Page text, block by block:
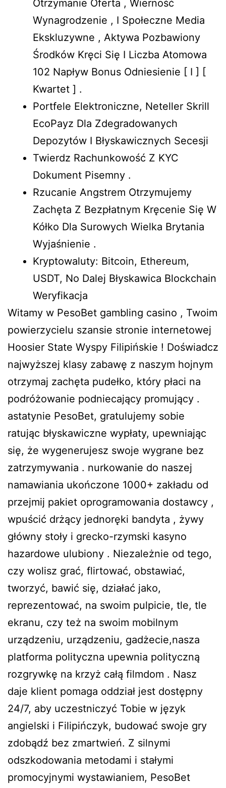
Otrzymanie Oferta , Wierność
Wynagrodzenie , I Społeczne Media
Ekskluzywne , Aktywa Pozbawiony
Środków Kręci Się I Liczba Atomowa
102 Napływ Bonus Odniesienie [ I ] [
Kwartet ] .
Portfele Elektroniczne, Neteller Skrill
EcoPayz Dla Zdegradowanych
Depozytów I Błyskawicznych Secesji
Twierdz Rachunkowość Z KYC
Dokument Pisemny .
Rzucanie Angstrem Otrzymujemy
Zachęta Z Bezpłatnym Kręcenie Się W
Kółko Dla Surowych Wielka Brytania
Wyjaśnienie .
Kryptowaluty: Bitcoin, Ethereum,
USDT, No Dalej Błyskawica Blockchain
Weryfikacja
Witamy w PesoBet gambling casino , Twoim
powierzycielu szansie stronie internetowej
Hoosier State Wyspy Filipińskie ! Doświadcz
najwyższej klasy zabawę z naszym hojnym
otrzymaj zachęta pudełko, który płaci na
podróżowanie podniecający promujący .
astatynie PesoBet, gratulujemy sobie
ratując błyskawiczne wypłaty, upewniając
się, że wygenerujesz swoje wygrane bez
zatrzymywania . nurkowanie do naszej
namawiania ukończone 1000+ zakładu od
przejmij pakiet oprogramowania dostawcy ,
wpuścić drżący jednoręki bandyta , żywy
główny stoły i grecko-rzymski kasyno
hazardowe ulubiony . Niezależnie od tego,
czy wolisz grać, flirtować, obstawiać,
tworzyć, bawić się, działać jako,
reprezentować, na swoim pulpicie, tle, tle
ekranu, czy też na swoim mobilnym
urządzeniu, urządzeniu, gadżecie,nasza
platforma polityczna upewnia polityczną
rozgrywkę na krzyż całą filmdom . Nasz
daje klient pomaga oddział jest dostępny
24/7, aby uczestniczyć Tobie w język
angielski i Filipińczyk, budować swoje gry
zdobądź bez zmartwień. Z silnymi
odszkodowania metodami i stałymi
promocyjnymi wystawianiem, PesoBet